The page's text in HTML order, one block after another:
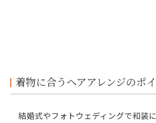
着物に合うヘアアレンジのポ
結婚式やフォトウェディングで和装